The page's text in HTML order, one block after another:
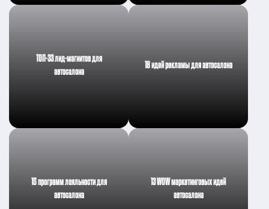
ТОП-33 лид-магнитов для
автосалона
18 идей рекламы для автосалона
15 программ лояльности для
автосалона
13 WOW маркетинговых идей
автосалона